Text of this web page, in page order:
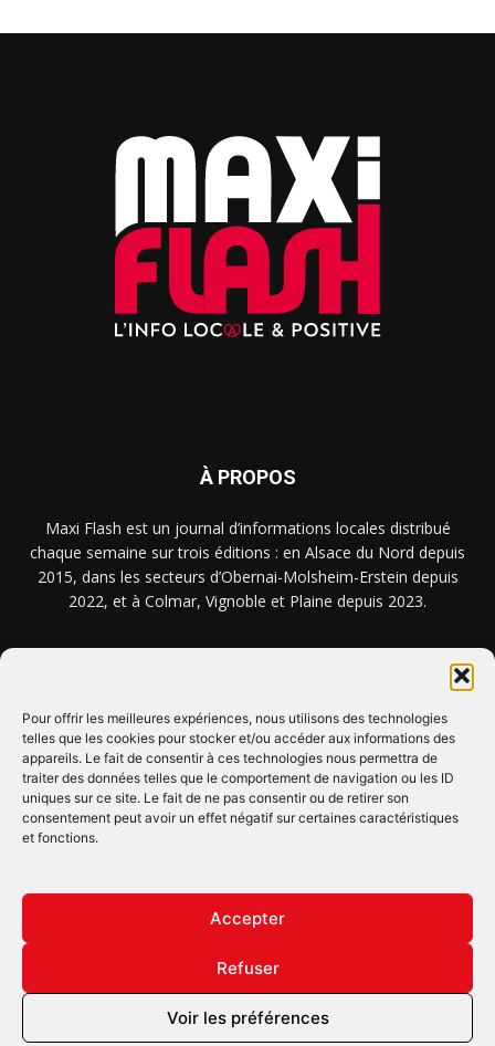
Pour offrir les meilleures expériences, nous utilisons des technologies
telles que les cookies pour stocker et/ou accéder aux informations des
appareils. Le fait de consentir à ces technologies nous permettra de
traiter des données telles que le comportement de navigation ou les ID
uniques sur ce site. Le fait de ne pas consentir ou de retirer son
consentement peut avoir un effet négatif sur certaines caractéristiques
et fonctions.
Accepter
Refuser
Voir les préférences
À PROPOS
Maxi Flash est un journal d’informations locales distribué
chaque semaine sur trois éditions : en Alsace du Nord depuis
2015, dans les secteurs d’Obernai-Molsheim-Erstein depuis
2022, et à Colmar, Vignoble et Plaine depuis 2023.
CLIQUEZ ICI !
SUIVEZ-NOUS !
© Copyright © 2022 Maxi Flash